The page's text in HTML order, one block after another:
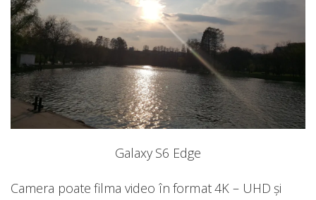
Galaxy S6 Edge
Camera poate filma video în format 4K – UHD și